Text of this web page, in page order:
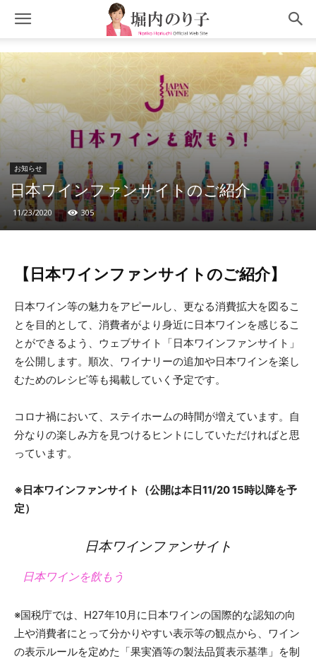
お知らせ
日本ワインファンサイトのご紹介
11/23/2020 305
【日本ワインファンサイトのご紹介】
日本ワイン等の魅力をアピールし、更なる消費拡大を図るこ
とを目的として、消費者がより身近に日本ワインを感じるこ
とができるよう、ウェブサイト「日本ワインファンサイト」
を公開します。順次、ワイナリーの追加や日本ワインを楽し
むためのレシピ等も掲載していく予定です。
コロナ禍において、ステイホームの時間が増えています。自
分なりの楽しみ方を見つけるヒントにしていただければと思
っています。
※日本ワインファンサイト（公開は本日11/20 15時以降を予
定）
日本ワインファンサイト
日本ワインを飲もう
※国税庁では、H27年10月に日本ワインの国際的な認知の向
上や消費者にとって分かりやすい表示等の観点から、ワイン
の表示ルールを定めた「果実酒等の製法品質表示基準」を制